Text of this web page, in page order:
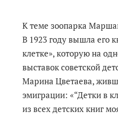
К теме зоопарка
В 1923 году вышла его
клетке», которую на
выставок советской
Марина Цветаева,
эмиграции: «“Детки в
из всех детских книг